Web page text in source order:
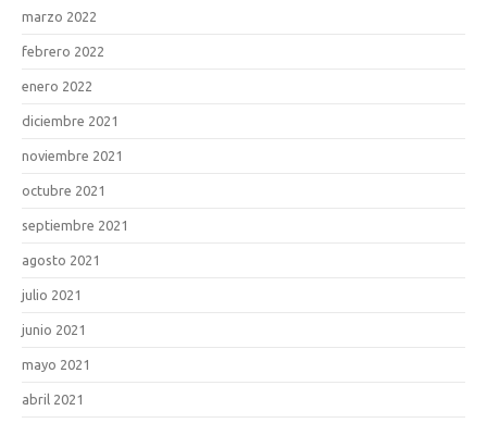
marzo 2022
febrero 2022
enero 2022
diciembre 2021
noviembre 2021
octubre 2021
septiembre 2021
agosto 2021
julio 2021
junio 2021
mayo 2021
abril 2021